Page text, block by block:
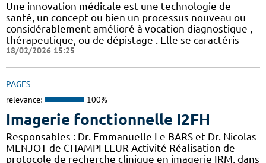
Une innovation médicale est une technologie de
santé, un concept ou bien un processus nouveau ou
considérablement amélioré à vocation diagnostique ,
thérapeutique, ou de dépistage . Elle se caractéris
18/02/2026 15:25
PAGES
relevance: 100%
Imagerie fonctionnelle I2FH
Responsables : Dr. Emmanuelle Le BARS et Dr. Nicolas
MENJOT de CHAMPFLEUR Activité Réalisation de
protocole de recherche clinique en imagerie IRM, dans